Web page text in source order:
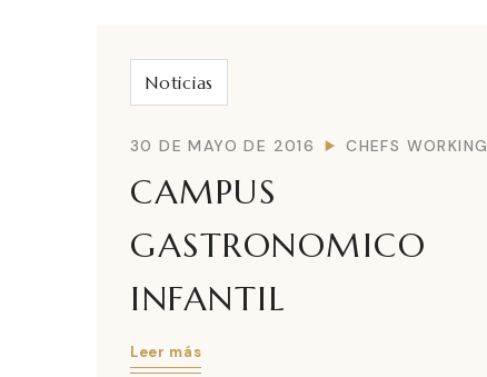
Noticias
30 DE MAYO DE 2016 CHEFS WORKING
CAMPUS
GASTRONOMICO
INFANTIL
Leer más